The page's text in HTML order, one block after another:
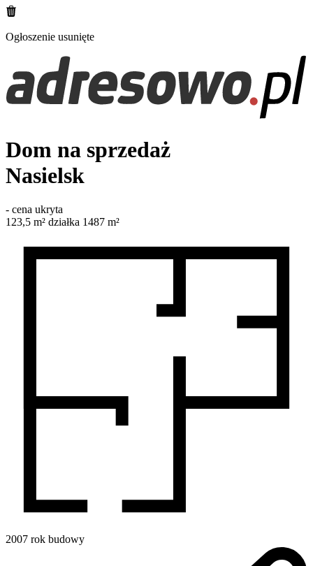
Ogłoszenie usunięte
Dom na sprzedaż
Nasielsk
- cena ukryta
123,5 m² działka 1487 m²
2007 rok budowy